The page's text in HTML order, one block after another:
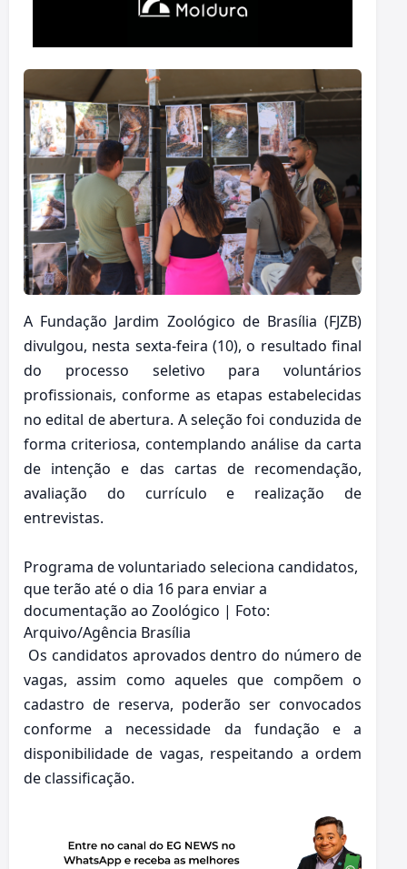
A Fundação Jardim Zoológico de Brasília (FJZB)
divulgou, nesta sexta-feira (10), o resultado final
do processo seletivo para voluntários
profissionais, conforme as etapas estabelecidas
no edital de abertura. A seleção foi conduzida de
forma criteriosa, contemplando análise da carta
de intenção e das cartas de recomendação,
avaliação do currículo e realização de
entrevistas.
Programa de voluntariado seleciona candidatos,
que terão até o dia 16 para enviar a
documentação ao Zoológico | Foto:
Arquivo/Agência Brasília
Os candidatos aprovados dentro do número de
vagas, assim como aqueles que compõem o
cadastro de reserva, poderão ser convocados
conforme a necessidade da fundação e a
disponibilidade de vagas, respeitando a ordem
de classificação.